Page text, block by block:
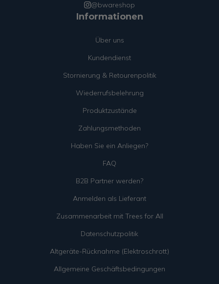
@bwareshop
Informationen
Über uns
Kundendienst
Stornierung & Retourenpolitik
Wiederrufsbelehrung
Produktzustände
Zahlungsmethoden
Haben Sie ein Anliegen?
FAQ
B2B Partner werden?
Anmelden als Lieferant
Zusammenarbeit mit Trees for All
Datenschutzpolitik
Altgeräte-Rücknahme (Elektroschrott)
Allgemeine Geschäftsbedingungen